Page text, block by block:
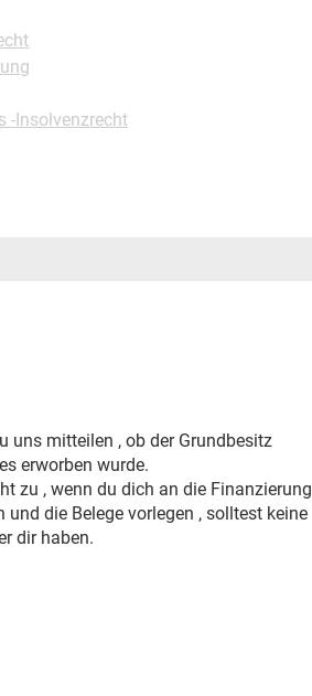
-Insolvenzrecht
uns mitteilen , ob der Grundbesitz
erworben wurde.
zu , wenn du dich an die Finanzierung
die Belege vorlegen , solltest keine
dir haben.